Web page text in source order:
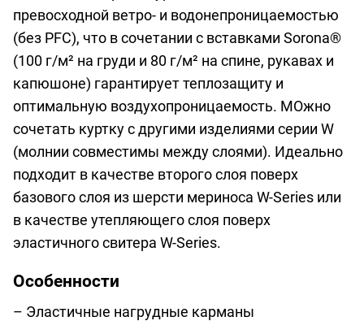
превосходной ветро- и водонепроницаемостью
(без PFC), что в сочетании с вставками Sorona®
(100 г/м² на груди и 80 г/м² на спине, рукавах и
капюшоне) гарантирует теплозащиту и
оптимальную воздухопроницаемость. МОжно
сочетать куртку с другими изделиями серии W
(молнии совместимы между слоями). Идеально
подходит в качестве второго слоя поверх
базового слоя из шерсти мериноса W-Series или
в качестве утепляющего слоя поверх
эластичного свитера W-Series.
Особенности
– Эластичные нагрудные карманы